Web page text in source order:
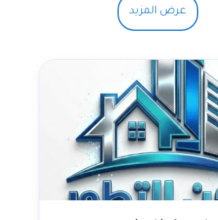
عرض المزيد